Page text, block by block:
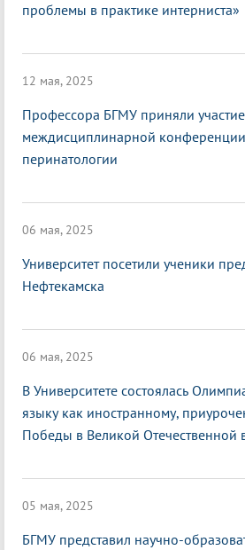
проблемы в практике интерниста»
12 мая, 2025
Профессора БГМУ приняли
междисциплинарной
перинатологии
06 мая, 2025
Университет посетили ученики
Нефтекамска
06 мая, 2025
В Университете состоялась
языку как иностранному,
Победы в Великой Отечественной
05 мая, 2025
БГМУ представил научно-